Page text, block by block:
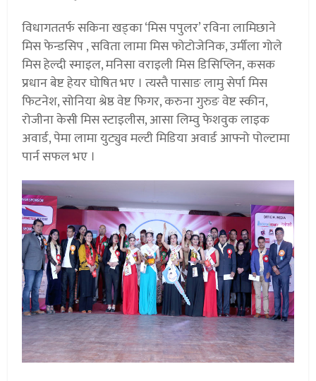
विधागततर्फ सकिना खड्का ‘मिस पपुलर’ रविना लामिछाने
मिस फेन्डसिप , सविता लामा मिस फोटोजेनिक, उर्मीला गोले
मिस हेल्दी स्माइल, मनिसा वराइली मिस डिसिप्लिन, कसक
प्रधान बेष्ट हेयर घोषित भए । त्यस्तै पासाङ लामु सेर्पा मिस
फिटनेश, सोनिया श्रेष्ठ वेष्ट फिगर, करुना गुरुङ वेष्ट स्कीन,
रोजीना केसी मिस स्टाइलीस, आसा लिम्वु फेशवुक लाइक
अवार्ड, पेमा लामा युट्युव मल्टी मिडिया अवार्ड आफ्नो पोल्टामा
पार्न सफल भए ।